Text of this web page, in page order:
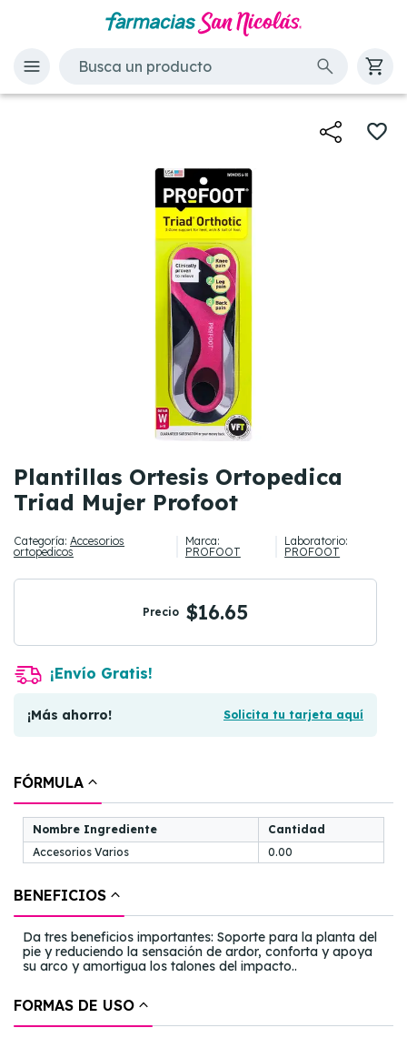
Plantillas Ortesis Ortopedica
Triad Mujer Profoot
Categoría: Accesorios
ortopedicos
Marca:
PROFOOT
Laboratorio:
PROFOOT
Precio $16.65
¡Envío Gratis!
¡Más ahorro! Solicita tu tarjeta aquí
FÓRMULA
Nombre Ingrediente
Cantidad
Accesorios Varios
0.00
BENEFICIOS
Da tres beneficios importantes: Soporte para la planta del
pie y reduciendo la sensación de ardor, conforta y apoya
su arco y amortigua los talones del impacto..
FORMAS DE USO